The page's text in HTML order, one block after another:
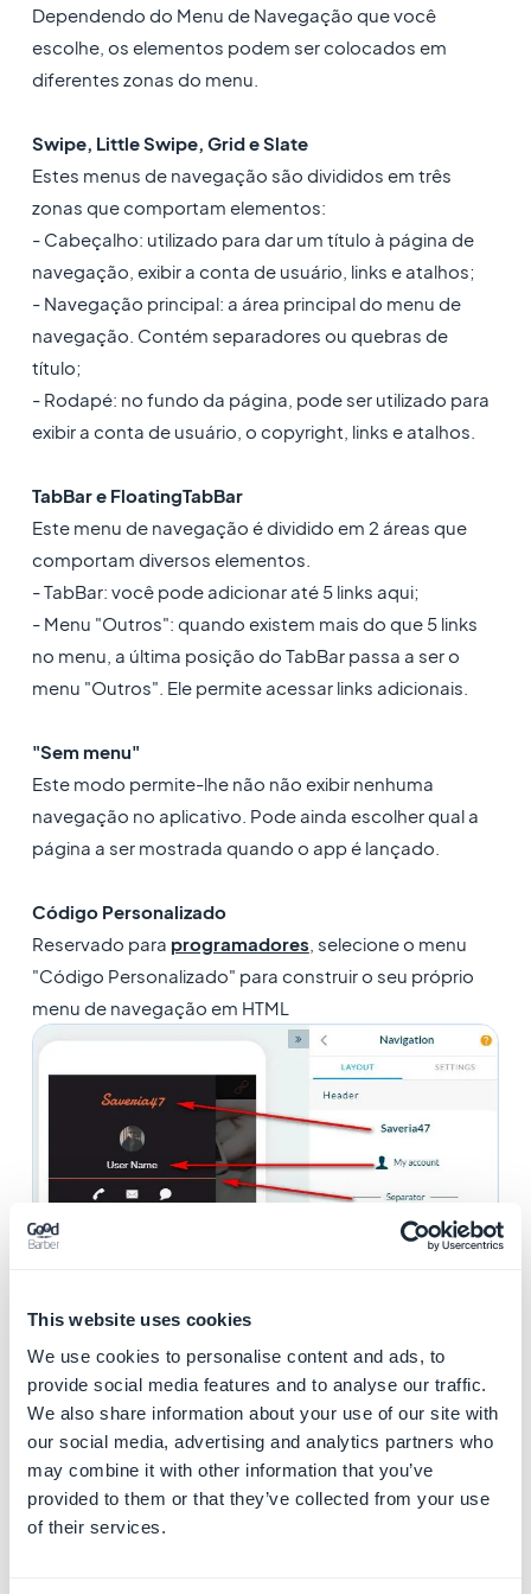
This website uses cookies
We use cookies to personalise content and ads, to
provide social media features and to analyse our traffic.
We also share information about your use of our site with
our social media, advertising and analytics partners who
may combine it with other information that you’ve
provided to them or that they’ve collected from your use
of their services.
Dependendo do Menu de Navegação que você
escolhe, os elementos podem ser colocados em
diferentes zonas do menu.
Swipe, Little Swipe, Grid e Slate
Estes menus de navegação são divididos em três
zonas que comportam elementos:
- Cabeçalho: utilizado para dar um título à página de
navegação, exibir a conta de usuário, links e atalhos;
- Navegação principal: a área principal do menu de
navegação. Contém separadores ou quebras de
título;
- Rodapé: no fundo da página, pode ser utilizado para
exibir a conta de usuário, o copyright, links e atalhos.
TabBar e FloatingTabBar
Este menu de navegação é dividido em 2 áreas que
comportam diversos elementos.
- TabBar: você pode adicionar até 5 links aqui;
- Menu "Outros": quando existem mais do que 5 links
no menu, a última posição do TabBar passa a ser o
menu "Outros". Ele permite acessar links adicionais.
"Sem menu"
Este modo permite-lhe não não exibir nenhuma
navegação no aplicativo. Pode ainda escolher qual a
página a ser mostrada quando o app é lançado.
Código Personalizado
Reservado para programadores , selecione o menu
"Código Personalizado" para construir o seu próprio
menu de navegação em HTML